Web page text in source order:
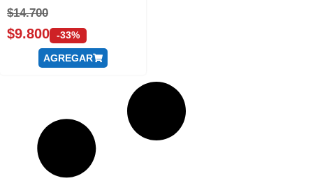
$14.700
$9.800 -33%
AGREGAR